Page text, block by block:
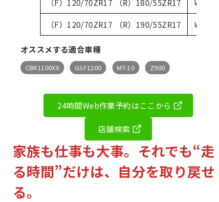
（F）120/70ZR17 （R）180/55ZR17
（F）120/70ZR17 （R）190/55ZR17
オススメする適合車種
CBR1100XX GSF1200 MT-10 Z900
24時間Web作業予約はここから
店舗検索
家族も仕事も大事。それでも“走
る時間”だけは、自分を取り戻せ
る。